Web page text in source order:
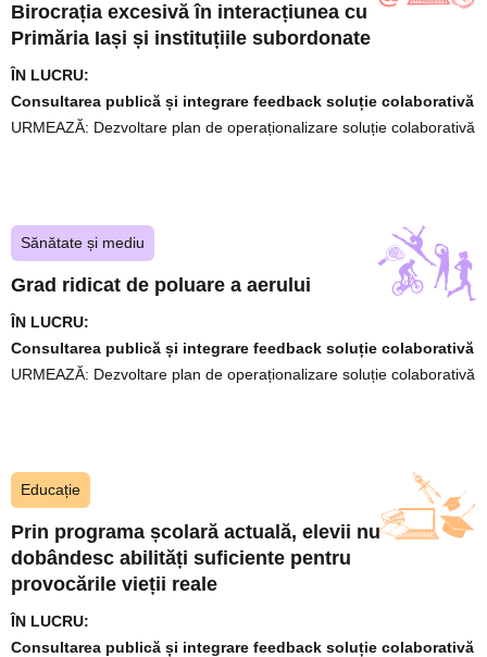
Birocrația excesivă în interacțiunea cu
Primăria Iași și instituțiile subordonate
ÎN LUCRU:
Consultarea publică și integrare feedback soluție colaborativă
URMEAZĂ: Dezvoltare plan de operaționalizare soluție colaborativă
Sănătate și mediu
Grad ridicat de poluare a aerului
ÎN LUCRU:
Consultarea publică și integrare feedback soluție colaborativă
URMEAZĂ: Dezvoltare plan de operaționalizare soluție colaborativă
Educație
Prin programa școlară actuală, elevii nu
dobândesc abilități suficiente pentru
provocările vieții reale
ÎN LUCRU:
Consultarea publică și integrare feedback soluție colaborativă